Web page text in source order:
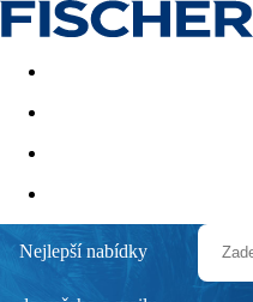
Akční nabídky Last minute
Nejlepší nabídky